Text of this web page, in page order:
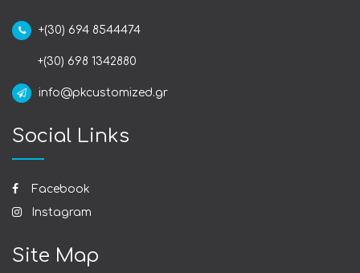
+(30) 694 8544474
+(30) 698 1342880
info@pkcustomized.gr
Social Links
Facebook
Instagram
Site Map